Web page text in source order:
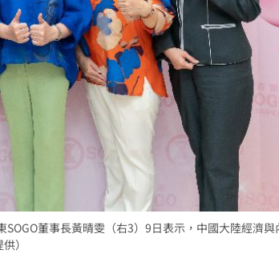
董事長黃晴雯（右3）9日表示，中國大陸經濟與
）